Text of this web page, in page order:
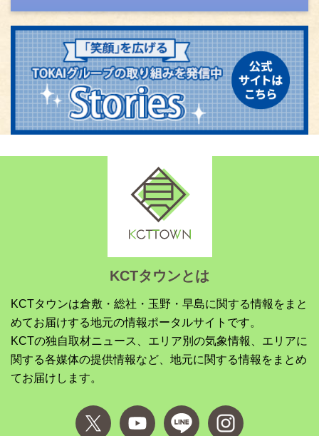
KCTタウンとは
KCTタウンは倉敷・総社・玉野・早島に関する情報をまと
めてお届けする地元の情報ポータルサイトです。
KCTの独自取材ニュース、エリア別の気象情報、エリアに
関する各媒体の提供情報など、地元に関する情報をまとめ
てお届けします。